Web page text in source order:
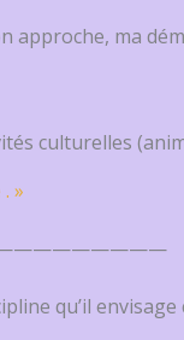
approche, ma
culturelles
»
qu’il